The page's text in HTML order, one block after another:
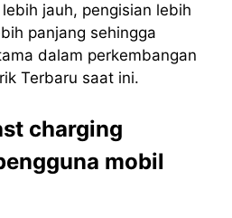
jauh, pengisian lebih
panjang sehingga
dalam perkembangan
Terbaru saat ini.
charging
mobil